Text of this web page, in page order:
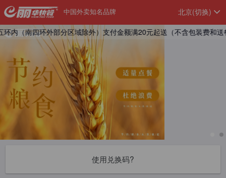
中国外卖知名品牌 北京(切换)
内（南四环外部分区域除外）支付金额满20元起送（不含包装费和
使用兑换码?